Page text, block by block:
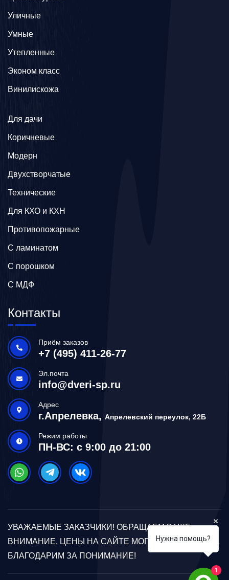
Уличные
Умные
Утепленные
Эконом класс
Винилискожа
Для дачи
Коричневые
Модерн
Двухстворчатые
Технические
Для КХО и КХН
Противопожарные
С ламинатом
С порошком
С МДФ
Контакты
Приём заказов
+7 (495) 411-26-77
Эл.почта
info@dveri-sp.ru
Адрес
г.Апрелевка, Апрелевский переулок, 22Б
Режим работы
ПН-ВС: с 9:00 до 21:00
УВАЖАЕМЫЕ ЗАКАЗЧИКИ! ОБРАЩАЕМ ВАШЕ
ВНИМАНИЕ, ЦЕНЫ НА САЙТЕ МОГУТ ОТЛИЧАТЬСЯ.
БЛАГОДАРИМ ЗА ПОНИМАНИЕ!
Нужна помощь?
1